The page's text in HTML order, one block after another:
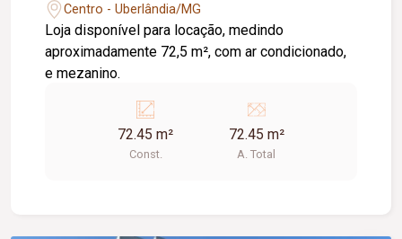
Centro - Uberlândia/MG
Loja disponível para locação, medindo
aproximadamente 72,5 m², com ar condicionado,
e mezanino.
72.45 m²
Const.
72.45 m²
A. Total